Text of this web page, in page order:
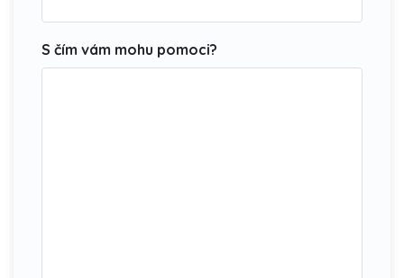
S čím vám mohu pomoci?